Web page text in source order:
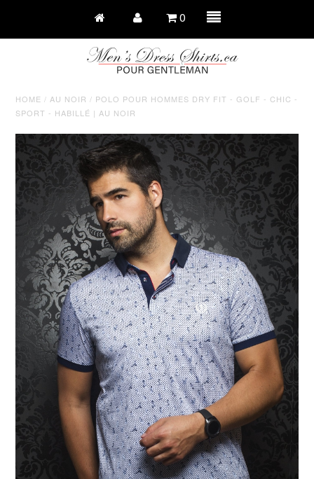
0
HOME / AU NOIR / POLO POUR HOMMES DRY FIT - GOLF - CHIC -
SPORT - HABILLÉ | AU NOIR